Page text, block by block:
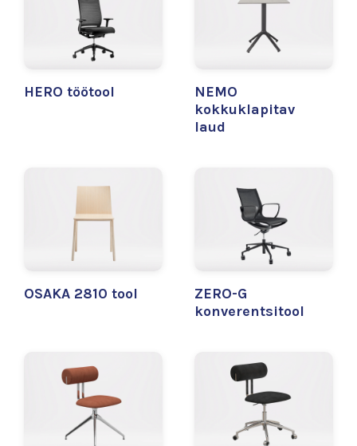
HERO töötool
NEMO
kokkuklapitav
laud
OSAKA 2810 tool
ZERO-G
konverentsitool